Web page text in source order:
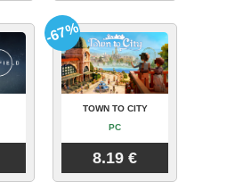
TOWN TO CITY
PC
8.19 €
-67%